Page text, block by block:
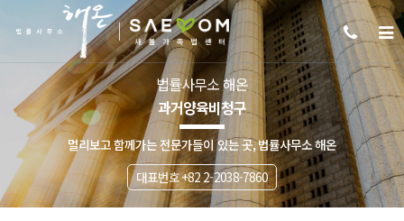
법률사무소 해온
과거양육비청구
멀리보고 함께가는 전문가들이 있는 곳, 법률사무소 해온
대표번호 +82 2-2038-7860